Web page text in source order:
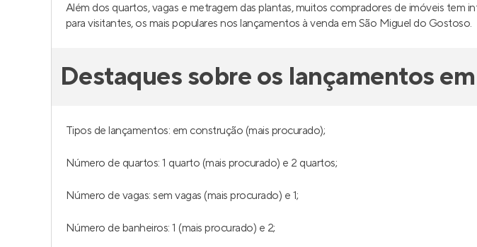
Além dos quartos, vagas e metragem das plantas, muitos compradores de imóveis tem
para visitantes, os mais populares nos lançamentos à venda em São Miguel do Gostoso.
Destaques sobre os lançamentos
Tipos de lançamentos: em construção (mais procurado);
Número de quartos: 1 quarto (mais procurado) e 2 quartos;
Número de vagas: sem vagas (mais procurado) e 1;
Número de banheiros: 1 (mais procurado) e 2;